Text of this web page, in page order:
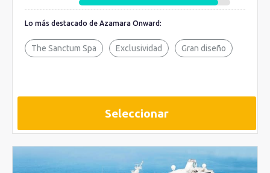
Lo más destacado de Azamara Onward:
The Sanctum Spa Exclusividad Gran diseño
Seleccionar